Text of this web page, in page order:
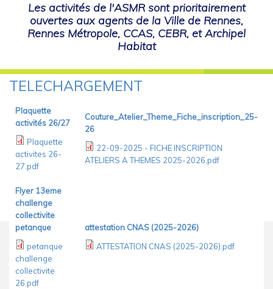
Les activités de l'ASMR sont prioritairement
ouvertes aux agents de la Ville de Rennes,
Rennes Métropole, CCAS, CEBR, et Archipel
Habitat
Vous Êtes Ici
TELECHARGEMENT
Plaquette
activités 26/27
Plaquette
activites 26-
27.pdf
Couture_Atelier_Theme_Fiche_inscription_25-
26
22-09-2025 - FICHE INSCRIPTION
ATELIERS A THEMES 2025-2026.pdf
Flyer 13eme
challenge
collectivite
petanque
petanque
challenge
collectivite
26.pdf
attestation CNAS (2025-2026)
ATTESTATION CNAS (2025-2026).pdf